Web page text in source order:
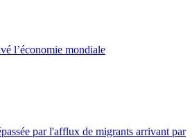
l’économie mondiale
par l'afflux de migrants arrivant par